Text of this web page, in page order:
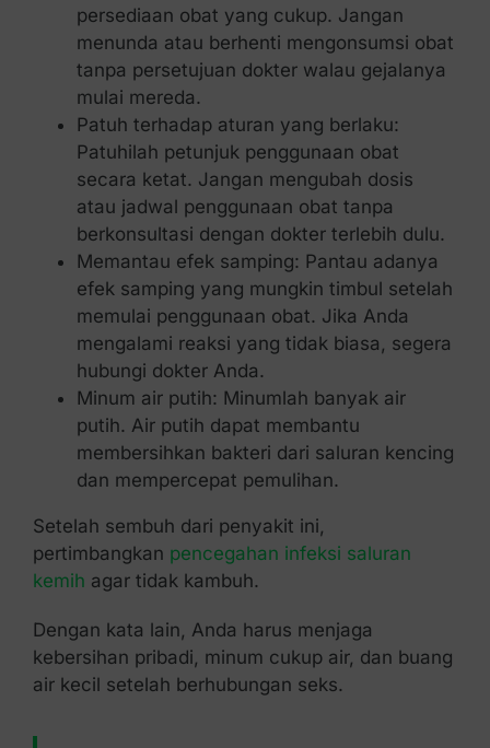
persediaan obat yang cukup. Jangan
menunda atau berhenti mengonsumsi obat
tanpa persetujuan dokter walau gejalanya
mulai mereda.
Patuh terhadap aturan yang berlaku:
Patuhilah petunjuk penggunaan obat
secara ketat. Jangan mengubah dosis
atau jadwal penggunaan obat tanpa
berkonsultasi dengan dokter terlebih dulu.
Memantau efek samping: Pantau adanya
efek samping yang mungkin timbul setelah
memulai penggunaan obat. Jika Anda
mengalami reaksi yang tidak biasa, segera
hubungi dokter Anda.
Minum air putih: Minumlah banyak air
putih. Air putih dapat membantu
membersihkan bakteri dari saluran kencing
dan mempercepat pemulihan.
Setelah sembuh dari penyakit ini,
pertimbangkan pencegahan infeksi saluran
kemih agar tidak kambuh.
Dengan kata lain, Anda harus menjaga
kebersihan pribadi, minum cukup air, dan buang
air kecil setelah berhubungan seks.